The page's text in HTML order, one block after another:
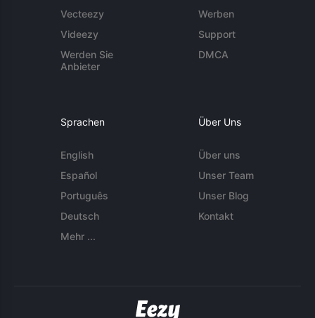
Vecteezy
Videezy
Werden Sie
Anbieter
Werben
Support
DMCA
Sprachen
English
Español
Português
Deutsch
Mehr ...
Über Uns
Über uns
Unser Team
Unser Blog
Kontakt